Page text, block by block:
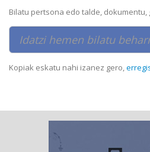
Bilatu pertsona edo talde, dokumentu,
Kopiak eskatu nahi izanez gero,